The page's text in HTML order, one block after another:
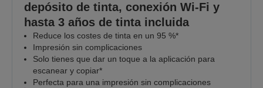
depósito de tinta, conexión Wi-Fi y
hasta 3 años de tinta incluida
Reduce los costes de tinta en un 95 %*
Impresión sin complicaciones
Solo tienes que dar un toque a la aplicación para
escanear y copiar*
Perfecta para una impresión sin complicaciones